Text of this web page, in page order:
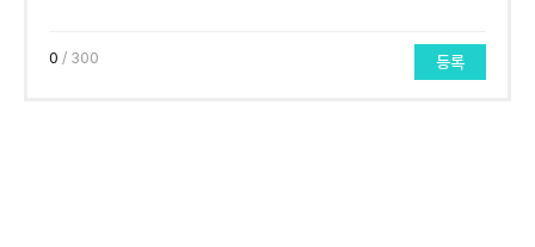
0 / 300 등록